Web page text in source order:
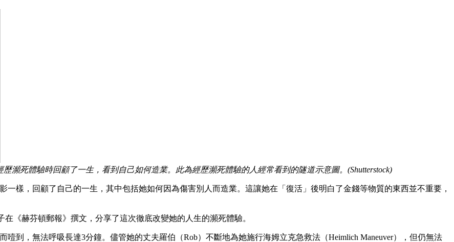
歷瀕死體驗時回顧了一生，看到自己如何造業。此為經歷瀕死體驗的人經常看到的隧道示意圖。(Shutterstock)
樣，回顧了自己的一生，其中包括她如何因為傷害別人而造業。這讓她在「復活」後明白了金錢等物質的東西並不重要，
在《赫芬頓郵報》撰文，分享了這次徹底改變她的人生的瀕死體驗。
到，無法呼吸長達3分鐘。儘管她的丈夫羅伯（Rob）不斷地為她施行海姆立克急救法（Heimlich Maneuver），但仍無法